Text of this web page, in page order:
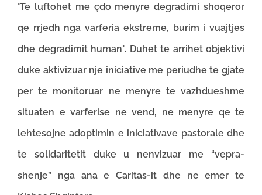
°Te luftohet me çdo menyre degradimi shoqeror
qe rrjedh nga varferia ekstreme, burim i vuajtjes
dhe degradimit human°. Duhet te arrihet objektivi
duke aktivizuar nje iniciative me periudhe te gjate
per te monitoruar ne menyre te vazhdueshme
situaten e varferise ne vend, ne menyre qe te
lehtesojne adoptimin e iniciativave pastorale dhe
te solidaritetit duke u nenvizuar me “vepra-
shenje” nga ana e Caritas-it dhe ne emer te